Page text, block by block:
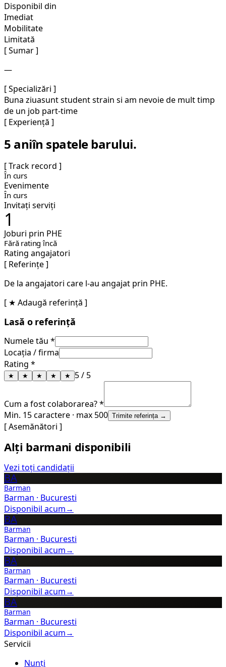
Disponibil din
Imediat
Mobilitate
Limitată
[ Sumar ]
—
[ Specializări ]
Buna ziuasunt student strain si am nevoie de mult timp
de un job part-time
[ Experiență ]
5 aniîn spatele barului.
[ Track record ]
În curs
Evenimente
În curs
Invitați serviți
1
Joburi prin PHE
Fără rating încă
Rating angajatori
[ Referințe ]
De la angajatori care l-au angajat prin PHE.
[ ★ Adaugă referință ]
Lasă o referință
Numele tău *
Locația / firma
Rating *
★ ★ ★ ★ ★ 5/ 5
Cum a fost colaborarea? *
Min. 15 caractere · max 500 Trimite referința →
[ Asemănători ]
Alți barmani disponibili
Vezi toți candidații
BA
Barman
Barman · Bucuresti
Disponibil acum→
BA
Barman
Barman · Bucuresti
Disponibil acum→
BA
Barman
Barman · Bucuresti
Disponibil acum→
BA
Barman
Barman · Bucuresti
Disponibil acum→
Servicii
Nunți